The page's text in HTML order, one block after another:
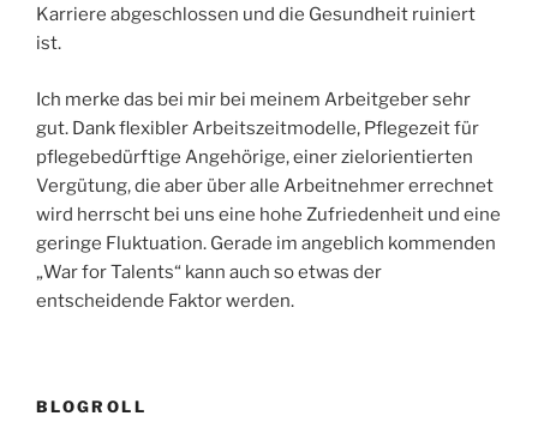
Karriere abgeschlossen und die Gesundheit ruiniert
ist.
Ich merke das bei mir bei meinem Arbeitgeber sehr
gut. Dank flexibler Arbeitszeitmodelle, Pflegezeit für
pflegebedürftige Angehörige, einer zielorientierten
Vergütung, die aber über alle Arbeitnehmer errechnet
wird herrscht bei uns eine hohe Zufriedenheit und eine
geringe Fluktuation. Gerade im angeblich kommenden
„War for Talents“ kann auch so etwas der
entscheidende Faktor werden.
BLOGROLL